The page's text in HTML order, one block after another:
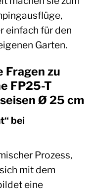
einfach für den
Garten.
Fragen zu
FP25-T
Ø 25 cm
bei
Prozess,
mit dem
eine